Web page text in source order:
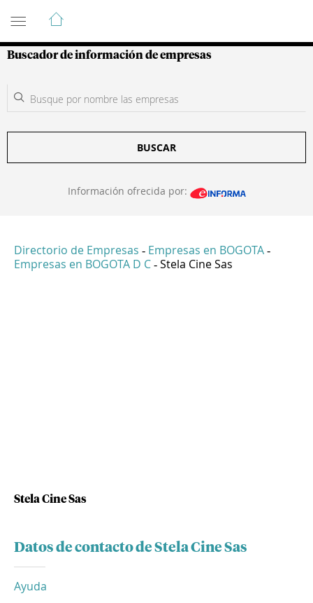
Guía de Empresas Colombianas
Buscador de información de empresas
BUSCAR
Información ofrecida por:
Directorio de Empresas - Empresas en BOGOTA -
Empresas en BOGOTA D C - Stela Cine Sas
Stela Cine Sas
Datos de contacto de Stela Cine Sas
Ayuda